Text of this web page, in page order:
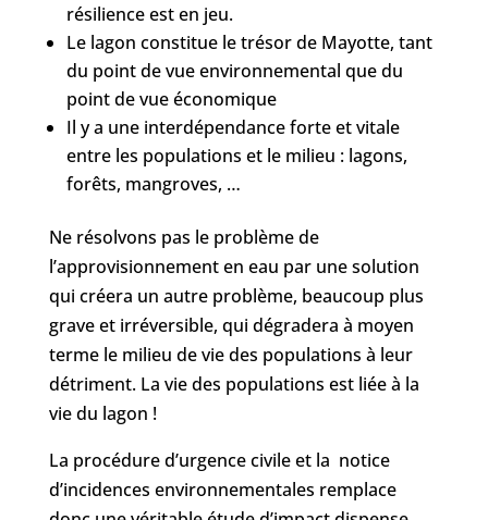
résilience est en jeu.
Le lagon constitue le trésor de Mayotte, tant
du point de vue environnemental que du
point de vue économique
Il y a une interdépendance forte et vitale
entre les populations et le milieu : lagons,
forêts, mangroves, …
Ne résolvons pas le problème de
l’approvisionnement en eau par une solution
qui créera un autre problème, beaucoup plus
grave et irréversible, qui dégradera à moyen
terme le milieu de vie des populations à leur
détriment. La vie des populations est liée à la
vie du lagon !
La procédure d’urgence civile et la notice
d’incidences environnementales remplace